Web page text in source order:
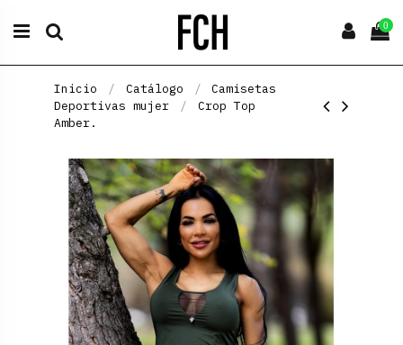
0
Inicio Catálogo
Camisetas
Deportivas mujer
Crop Top
Amber.